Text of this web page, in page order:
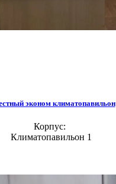
эконом климатопавильон
Корпус:
Климатопавильон 1